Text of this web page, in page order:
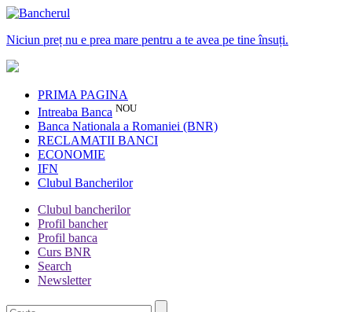
Niciun preț nu e prea mare pentru a te avea pe tine însuți.
PRIMA PAGINA
Intreaba Banca NOU
Banca Nationala a Romaniei (BNR)
RECLAMATII BANCI
ECONOMIE
IFN
Clubul Bancherilor
Clubul bancherilor
Profil bancher
Profil banca
Curs BNR
Search
Newsletter